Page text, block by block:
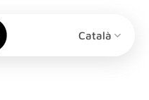
Català